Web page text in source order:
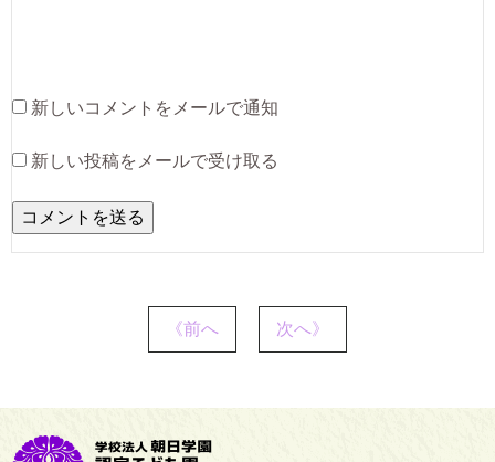
新しいコメントをメールで通知
新しい投稿をメールで受け取る
《前へ 次へ》